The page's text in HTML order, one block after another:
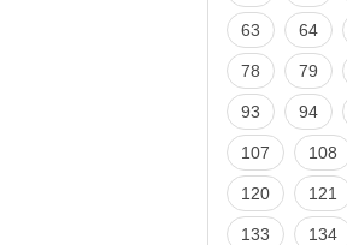
63 64
78 79
93 94
107 108
120 121
133 134